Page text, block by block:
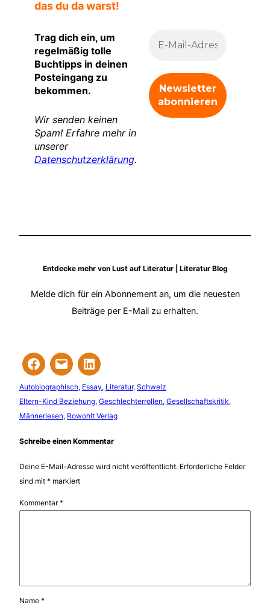
das du da warst!
Trag dich ein, um
regelmäßig tolle
Buchtipps in deinen
Posteingang zu
bekommen.
Wir senden keinen
Spam! Erfahre mehr in
unserer
Datenschutzerklärung.
Entdecke mehr von Lust auf Literatur | Literatur Blog
Melde dich für ein Abonnement an, um die neuesten
Beiträge per E-Mail zu erhalten.
Autobiographisch, Essay, Literatur, Schweiz
Eltern-Kind Beziehung, Geschlechterrollen, Gesellschaftskritik
Männerlesen, Rowohlt Verlag
Schreibe einen Kommentar
Deine E-Mail-Adresse wird nicht veröffentlicht. Erforderliche Felder
sind mit * markiert
Kommentar*
Name *